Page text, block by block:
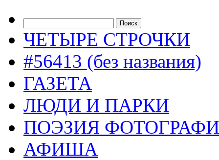
ЧЕТЫРЕ СТРОЧКИ
#56413 (без названия)
ГАЗЕТА
ЛЮДИ И ПАРКИ
ПОЭЗИЯ
АФИША